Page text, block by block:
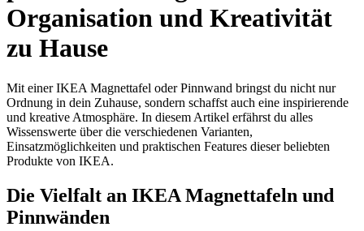
Organisation und Kreativität
zu Hause
Mit einer IKEA Magnettafel oder Pinnwand bringst du nicht nur
Ordnung in dein Zuhause, sondern schaffst auch eine inspirierende
und kreative Atmosphäre. In diesem Artikel erfährst du alles
Wissenswerte über die verschiedenen Varianten,
Einsatzmöglichkeiten und praktischen Features dieser beliebten
Produkte von IKEA.
Die Vielfalt an IKEA Magnettafeln und
Pinnwänden